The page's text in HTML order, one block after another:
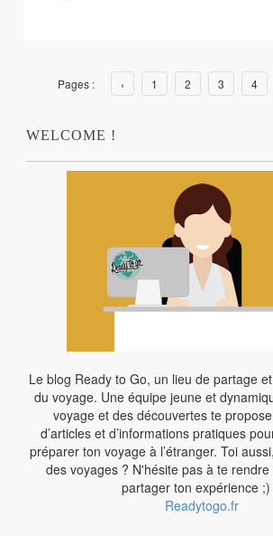
Pages : ‹ 1 2 3 4
WELCOME !
Le blog Ready to Go, un lieu de partage
du voyage. Une équipe jeune et
voyage et des découvertes te
d’articles et d’informations pratiques
préparer ton voyage à l’étranger. Toi
des voyages ? N'hésite pas à te
partager ton expérience ;)
Readytogo.fr